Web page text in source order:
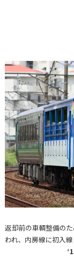
返却前の車輌整備の
われ、内房線に初入線